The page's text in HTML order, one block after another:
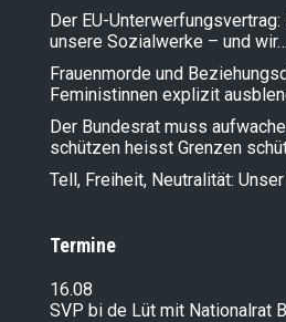
Der EU-
unsere Sozialwerke – und wir…
Frauenmorde und
Feministinnen explizit
Der Bundesrat muss
schützen heisst Grenzen
Tell, Freiheit, Neutralität:
Termine
16.08
SVP bi de Lüt mit Nationalrat